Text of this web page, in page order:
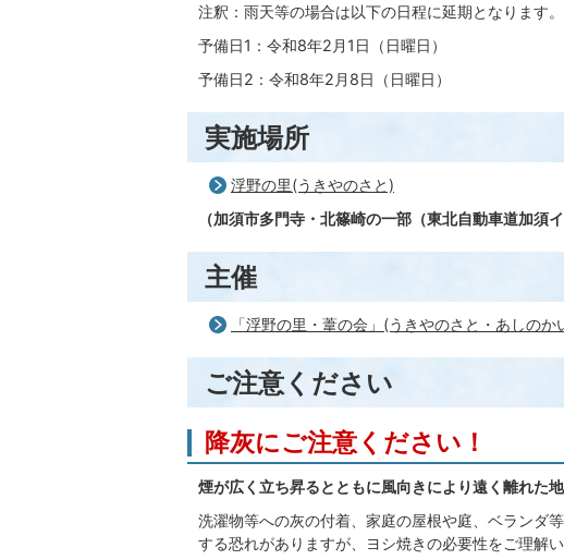
注釈：雨天等の場合は以下の日程に延期となります。
予備日1：令和8年2月1日（日曜日）
予備日2：令和8年2月8日（日曜日）
実施場所
浮野の里(うきやのさと)
（加須市多門寺・北篠崎の一部（東北自動車道加須
主催
「浮野の里・葦の会」(うきやのさと・あしのか
ご注意ください
降灰にご注意ください！
煙が広く立ち昇るとともに風向きにより遠く離れた
洗濯物等への灰の付着、家庭の屋根や庭、ベランダ
する恐れがありますが、ヨシ焼きの必要性をご理解